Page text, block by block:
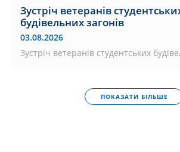
Зустріч ветеранів
будівельних загонів
03.08.2026
Зустріч ветеранів студентських
ПОКАЗАТИ БІЛЬШЕ